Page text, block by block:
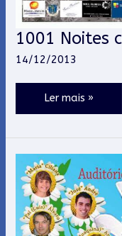
1001 Noites
14/12/2013
1001
Noites
Glamour
Ler mais »